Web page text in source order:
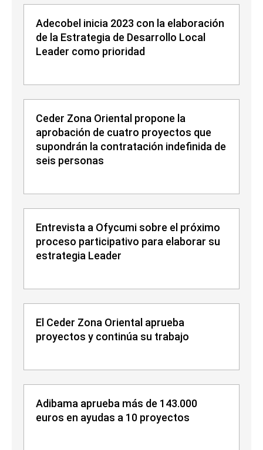
Adecobel inicia 2023 con la elaboración
de la Estrategia de Desarrollo Local
Leader como prioridad
Ceder Zona Oriental propone la
aprobación de cuatro proyectos que
supondrán la contratación indefinida de
seis personas
Entrevista a Ofycumi sobre el próximo
proceso participativo para elaborar su
estrategia Leader
El Ceder Zona Oriental aprueba
proyectos y continúa su trabajo
Adibama aprueba más de 143.000
euros en ayudas a 10 proyectos